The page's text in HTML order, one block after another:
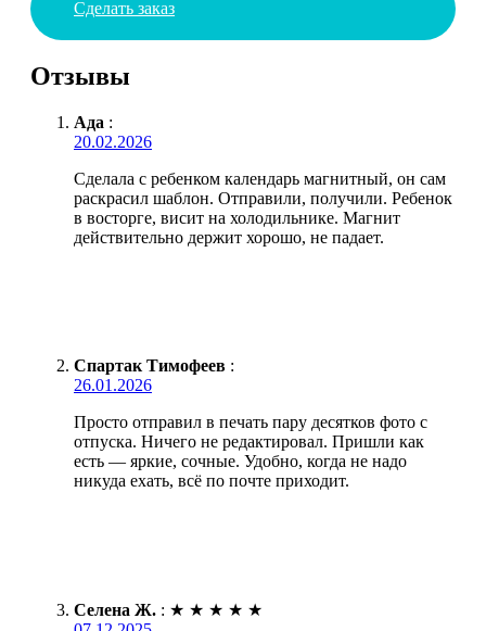
Сделать заказ
Отзывы
Ада :
20.02.2026
Сделала с ребенком календарь магнитный, он сам
раскрасил шаблон. Отправили, получили. Ребенок
в восторге, висит на холодильнике. Магнит
действительно держит хорошо, не падает.
Спартак Тимофеев :
26.01.2026
Просто отправил в печать пару десятков фото с
отпуска. Ничего не редактировал. Пришли как
есть — яркие, сочные. Удобно, когда не надо
никуда ехать, всё по почте приходит.
Селена Ж. : ★ ★ ★ ★ ★